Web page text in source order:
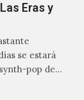
Eras y
se estará
pop de